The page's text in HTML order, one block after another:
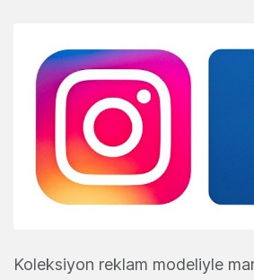
Koleksiyon reklam modeliyle